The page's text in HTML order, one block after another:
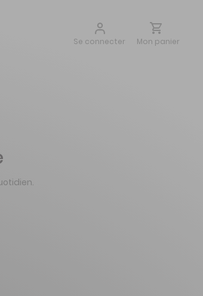
Se connecter
Aller
Mon panier